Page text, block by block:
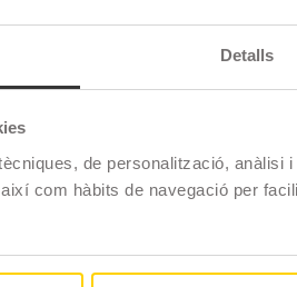
Detalls
de personalització, anàlisi
com hàbits de navegació per
Serie